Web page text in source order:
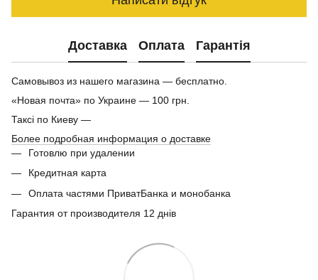
Доставка Оплата Гарантія
Самовывоз из нашего магазина — бесплатно.
«Новая почта» по Украине — 100 грн.
Таксі по Киеву —
Более подробная информация о доставке
Готовлю при удалении
Кредитная карта
Оплата частями ПриватБанка и монобанка
Гарантия от производителя 12 днів